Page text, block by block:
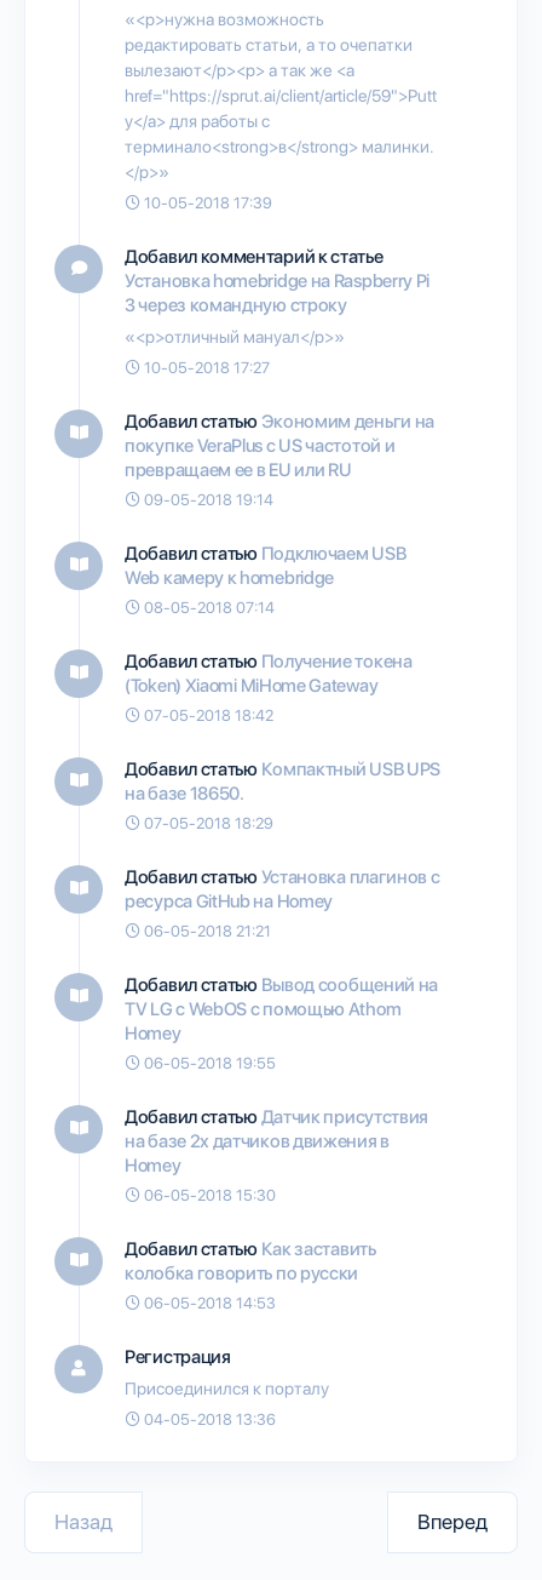
«<p>нужна возможность
редактировать статьи, а то очепатки
вылезают</p><p> а так же <a
href="https://sprut.ai/client/article/59">Putt
y</a> для работы с
терминало<strong>в</strong> малинки.
</p>»
10-05-2018 17:39
Добавил комментарий к статье
Установка homebridge на Raspberry Pi
3 через командную строку
«<p>отличный мануал</p>»
10-05-2018 17:27
Добавил статью Экономим деньги на
покупке VeraPlus с US частотой и
превращаем ее в EU или RU
09-05-2018 19:14
Добавил статью Подключаем USB
Web камеру к homebridge
08-05-2018 07:14
Добавил статью Получение токена
(Token) Xiaomi MiHome Gateway
07-05-2018 18:42
Добавил статью Компактный USB UPS
на базе 18650.
07-05-2018 18:29
Добавил статьюУстановка плагинов с
ресурса GitHub на Homey
06-05-2018 21:21
Добавил статью Вывод сообщений на
TV LG с WebOS с помощью Athom
Homey
06-05-2018 19:55
Добавил статьюДатчик присутствия
на базе 2х датчиков движения в
Homey
06-05-2018 15:30
Добавил статью Как заставить
колобка говорить по русски
06-05-2018 14:53
Регистрация
Присоединился к порталу
04-05-2018 13:36
Назад Вперед